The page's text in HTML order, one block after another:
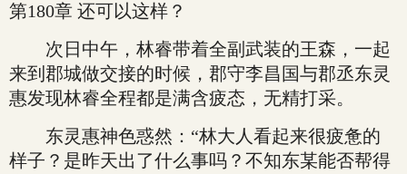
第180章 还可以这样？
次日中午，林睿带着全副武装的王森，一起
来到郡城做交接的时候，郡守李昌国与郡丞东灵
惠发现林睿全程都是满含疲态，无精打采。
东灵惠神色惑然：“林大人看起来很疲惫的
样子？是昨天出了什么事吗？不知东某能否帮得